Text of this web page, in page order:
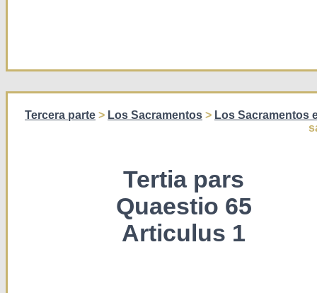
Tercera parte > Los Sacramentos > Los Sacramentos
Tertia pars
Quaestio 65
Articulus 1